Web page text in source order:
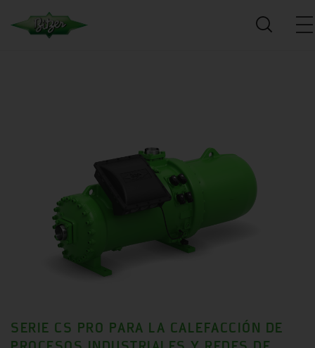
SERIE CS PRO PARA LA CALEFACCIÓN DE